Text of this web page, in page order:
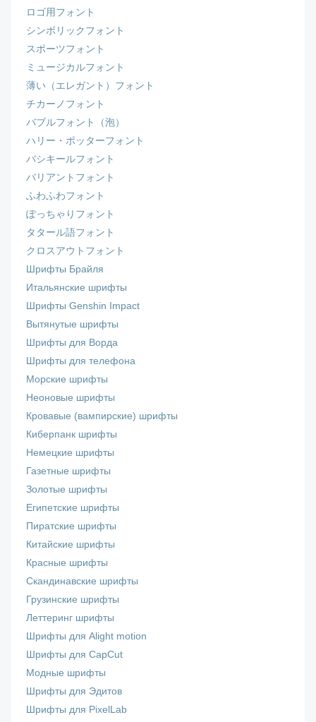
ロゴ用フォント
シンボリックフォント
スポーツフォント
ミュージカルフォント
薄い（エレガント）フォント
チカーノフォント
バブルフォント（泡）
ハリー・ポッターフォント
バシキールフォント
バリアントフォント
ふわふわフォント
ぽっちゃりフォント
タタール語フォント
クロスアウトフォント
Шрифты Брайля
Итальянские шрифты
Шрифты Genshin Impact
Вытянутые шрифты
Шрифты для Ворда
Шрифты для телефона
Морские шрифты
Неоновые шрифты
Кровавые (вампирские) шрифты
Киберпанк шрифты
Немецкие шрифты
Газетные шрифты
Золотые шрифты
Египетские шрифты
Пиратские шрифты
Китайские шрифты
Красные шрифты
Скандинавские шрифты
Грузинские шрифты
Леттеринг шрифты
Шрифты для Alight motion
Шрифты для CapCut
Модные шрифты
Шрифты для Эдитов
Шрифты для PixelLab